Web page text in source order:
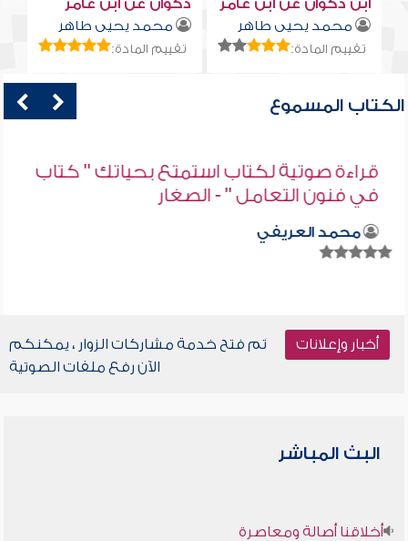
ابن ذكوان عن ابن عامر
محمد يحيى طاهر
تقييم المادة:
ذكوان عن ابن عامر
محمد يحيى طاهر
تقييم المادة:
الكتاب المسموع
قراءة صوتية لكتاب استمتع بحياتك " كتاب
في فنون التعامل " - الصغار
محمد العريفي
أخبار وإعلانات
تم فتح خدمة مشاركات الزوار ، يمكنكم
الآن رفع ملفات الصوتية
البث المباشر
أخلاقنا أصالة ومعاصرة